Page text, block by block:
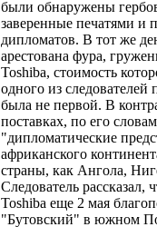
были обнаружены
заверенные печатями и
дипломатов. В тот же
арестована фура,
Toshiba, стоимость
одного из следователей
была не первой. В
поставках, по его
"дипломатические
африканского
страны, как Ангола,
Следователь рассказал,
Toshiba еще 2 мая
"Бутовский" в южном